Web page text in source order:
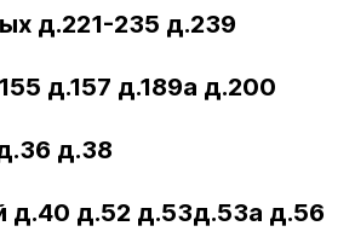
д.221-235 д.239
д.157 д.189а д.200
д.38
д.40 д.52 д.53д.53а д.56